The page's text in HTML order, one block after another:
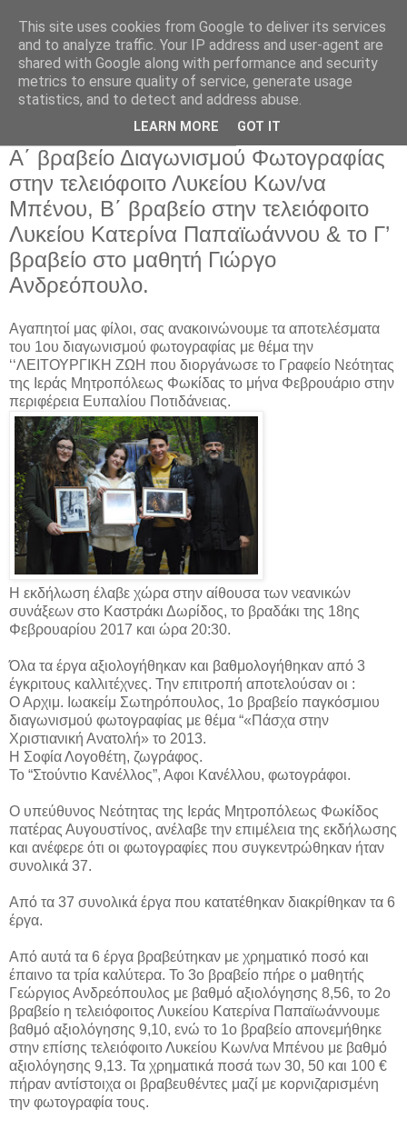
Αρχική Σελίδα
Α΄ βραβείο Διαγωνισμού Φωτογραφίας
στην τελειόφοιτο Λυκείου Κων/να
Μπένου, Β΄ βραβείο στην τελειόφοιτο
Λυκείου Κατερίνα Παπαϊωάννου & το Γ’
βραβείο στο μαθητή Γιώργο
Ανδρεόπουλο.
Αγαπητοί μας φίλοι, σας ανακοινώνουμε τα αποτελέσματα
του 1ου διαγωνισμού φωτογραφίας με θέμα την
‘‘ΛΕΙΤΟΥΡΓΙΚΗ ΖΩΗ που διοργάνωσε το Γραφείο Νεότητας
της Ιεράς Μητροπόλεως Φωκίδας το μήνα Φεβρουάριο στην
περιφέρεια Ευπαλίου Ποτιδάνειας.
Η εκδήλωση έλαβε χώρα στην αίθουσα των νεανικών
συνάξεων στο Καστράκι Δωρίδος, το βραδάκι της 18ης
Φεβρουαρίου 2017 και ώρα 20:30.
Όλα τα έργα αξιολογήθηκαν και βαθμολογήθηκαν από 3
έγκριτους καλλιτέχνες. Την επιτροπή αποτελούσαν οι :
Ο Αρχιμ. Ιωακείμ Σωτηρόπουλος, 1ο βραβείο παγκόσμιου
διαγωνισμού φωτογραφίας με θέμα “«Πάσχα στην
Χριστιανική Ανατολή» το 2013.
Η Σοφία Λογοθέτη, ζωγράφος.
Το “Στούντιο Κανέλλος”, Αφοι Κανέλλου, φωτογράφοι.
Ο υπεύθυνος Νεότητας της Ιεράς Μητροπόλεως Φωκίδος
πατέρας Αυγουστίνος, ανέλαβε την επιμέλεια της εκδήλωσης
και ανέφερε ότι οι φωτογραφίες που συγκεντρώθηκαν ήταν
συνολικά 37.
Από τα 37 συνολικά έργα που κατατέθηκαν διακρίθηκαν τα 6
έργα.
Από αυτά τα 6 έργα βραβεύτηκαν με χρηματικό ποσό και
έπαινο τα τρία καλύτερα. Το 3o βραβείο πήρε ο μαθητής
Γεώργιος Ανδρεόπουλος με βαθμό αξιολόγησης 8,56, το 2ο
βραβείο η τελειόφοιτος Λυκείου Κατερίνα Παπαϊωάννουμε
βαθμό αξιολόγησης 9,10, ενώ το 1ο βραβείο απονεμήθηκε
στην επίσης τελειόφοιτο Λυκείου Κων/να Μπένου με βαθμό
αξιολόγησης 9,13. Τα χρηματικά ποσά των 30, 50 και 100 €
πήραν αντίστοιχα οι βραβευθέντες μαζί με κορνιζαρισμένη
την φωτογραφία τους.
This site uses cookies from Google to deliver its services
and to analyze traffic. Your IP address and user-agent are
shared with Google along with performance and security
metrics to ensure quality of service, generate usage
statistics, and to detect and address abuse.
LEARN MORE GOT IT